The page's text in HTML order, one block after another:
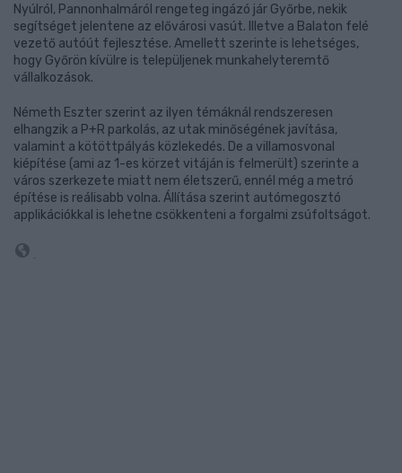
Nyúlról, Pannonhalmáról rengeteg ingázó jár Győrbe, nekik
segítséget jelentene az elővárosi vasút. Illetve a Balaton felé
vezető autóút fejlesztése. Amellett szerinte is lehetséges,
hogy Győrön kívülre is települjenek munkahelyteremtő
vállalkozások.
Németh Eszter szerint az ilyen témáknál rendszeresen
elhangzik a P+R parkolás, az utak minőségének javítása,
valamint a kötöttpályás közlekedés. De a villamosvonal
kiépítése (ami az 1-es körzet vitáján is felmerült) szerinte a
város szerkezete miatt nem életszerű, ennél még a metró
építése is reálisabb volna. Állítása szerint autómegosztó
applikációkkal is lehetne csökkenteni a forgalmi zsúfoltságot.